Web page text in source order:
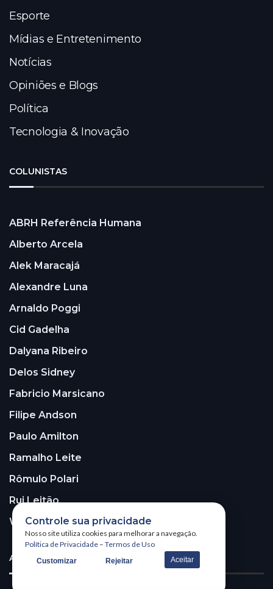
Esporte
Mídias e Entretenimento
Notícias
Opiniões e Blogs
Política
Tecnologia & Inovação
COLUNISTAS
ABRH Referência Humana
Alberto Arcela
Alek Maracajá
Alexandre Luna
Arnaldo Poggi
Cid Gadelha
Dalyana Ribeiro
Delos Sidney
Fabricio Marsicano
Filipe Andson
Paulo Amilton
Ramalho Leite
Rômulo Polari
Rui Leitão
Walter Santos
ASSINE A NOSSA NEWSLETTER!
Controle sua privacidade
Nosso site utiliza cookies para melhorar a navegação.
Política de Privacidade – Termos de Uso
Customizar Rejeitar Aceitar